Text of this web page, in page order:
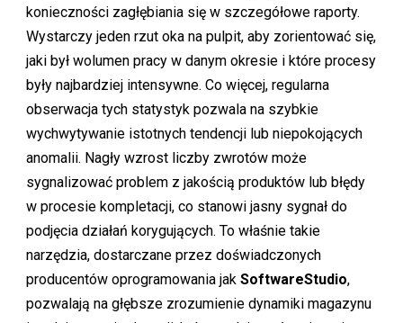
konieczności zagłębiania się w szczegółowe raporty.
Wystarczy jeden rzut oka na pulpit, aby zorientować się,
jaki był wolumen pracy w danym okresie i które procesy
były najbardziej intensywne. Co więcej, regularna
obserwacja tych statystyk pozwala na szybkie
wychwytywanie istotnych tendencji lub niepokojących
anomalii. Nagły wzrost liczby zwrotów może
sygnalizować problem z jakością produktów lub błędy
w procesie kompletacji, co stanowi jasny sygnał do
podjęcia działań korygujących. To właśnie takie
narzędzia, dostarczane przez doświadczonych
producentów oprogramowania jakSoftwareStudio,
pozwalają na głębsze zrozumienie dynamiki magazynu